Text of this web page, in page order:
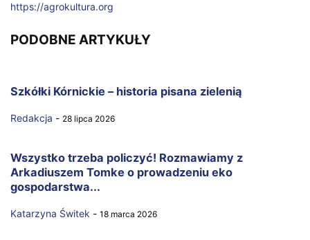
https://agrokultura.org
PODOBNE ARTYKUŁY
Szkółki Kórnickie – historia pisana zielenią
Redakcja - 28 lipca 2026
Wszystko trzeba policzyć! Rozmawiamy z
Arkadiuszem Tomke o prowadzeniu eko
gospodarstwa...
Katarzyna Świtek - 18 marca 2026